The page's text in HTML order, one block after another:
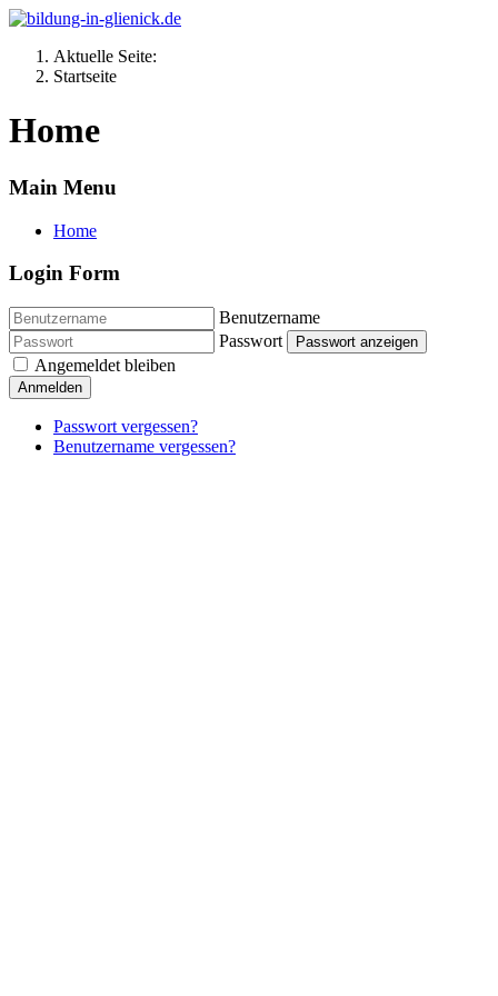
Aktuelle Seite:
Startseite
Home
Main Menu
Home
Login Form
Benutzername
Passwort
Passwort anzeigen
Angemeldet bleiben
Anmelden
Passwort vergessen?
Benutzername vergessen?